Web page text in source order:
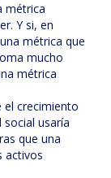
métrica
Y si, en
métrica que
mucho
métrica
el crecimiento
usaría
que una
activos